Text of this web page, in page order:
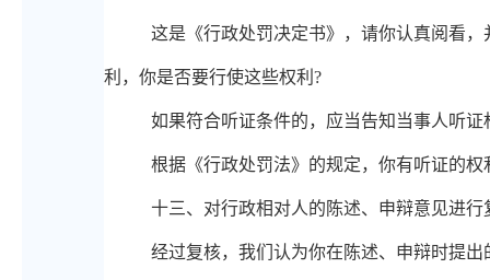
这是《行政处罚决定书》，请你认真阅看
利，你是否要行使这些权利 ?
如果符合听证条件的，应当告知当事人听证
根据《行政处罚法》的规定，你有听证的权
十三、 对行政相对人的陈述、申辩意见进
经过复核，我们认为你在陈述、申辩时提